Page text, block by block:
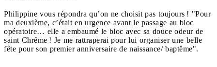
Philippine vous répondra qu’on ne choisit pas toujours ! "Pour
ma deuxième, c’était en urgence avant le passage au bloc
opératoire… elle a embaumé le bloc avec sa douce odeur de
saint Chrême ! Je me rattraperai pour lui organiser une belle
fête pour son premier anniversaire de naissance/ baptême".